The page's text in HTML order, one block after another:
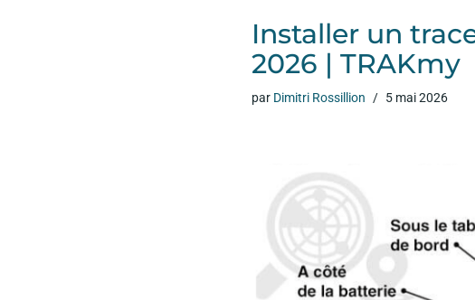
Installer un
2026 | TRAKmy
par Dimitri Rossillion 5 mai 2026